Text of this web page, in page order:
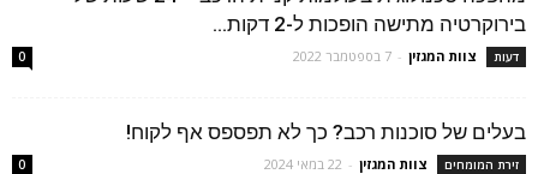
בירוקרטיה מתישה הופכות ל-2 דקות...
דעות צוות המגזין - 7 בספטמבר 2022 0
בעלים של סוכנות רכב? כך לא תפספס אף לקוח!
זירת המומחים צוות המגזין - 22 במאי 2024 0